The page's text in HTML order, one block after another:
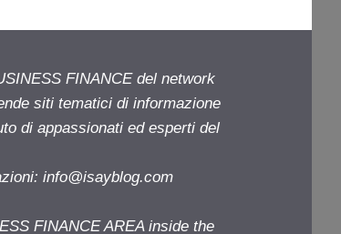
FINANCE del network
siti tematici di informazione
di appassionati ed esperti del
info@isayblog.com
FINANCE AREA inside the